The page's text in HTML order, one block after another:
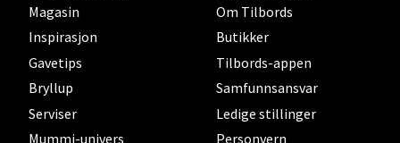
Magasin
Inspirasjon
Gavetips
Bryllup
Serviser
Mummi-univers
Om Tilbords
Butikker
Tilbords-appen
Samfunnsansvar
Ledige stillinger
Personvern
Støperivn. 5, 2010 Strømmen
Åpent i dag 10-19
0 i butikk